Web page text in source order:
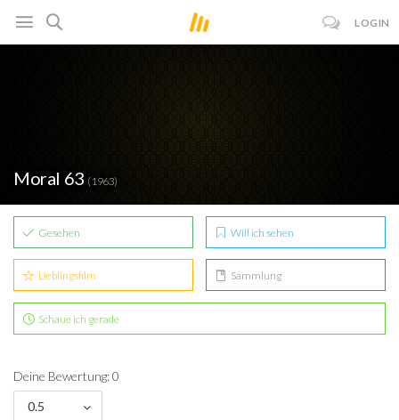
LOGIN
Moral 63 (1963)
Gesehen Will ich sehen
Lieblingsfilm Sammlung
Schaue ich gerade
Deine Bewertung: 0
0.5